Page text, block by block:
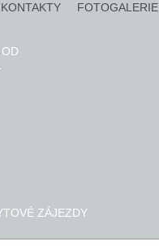
ZÁJEZDY
KONTAKTY FOTOGALERIE